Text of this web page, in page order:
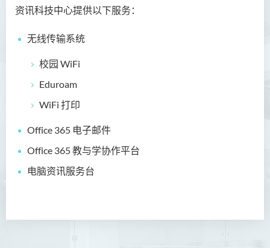
资讯科技中心提供以下服务：
无线传输系统
校园 WiFi
Eduroam
WiFi 打印
Office 365 电子邮件
Office 365 教与学协作平台
电脑资讯服务台
关于我们